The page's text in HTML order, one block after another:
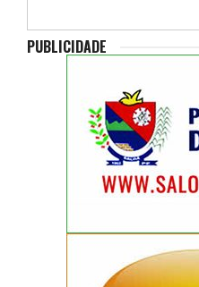
PUBLICIDADE